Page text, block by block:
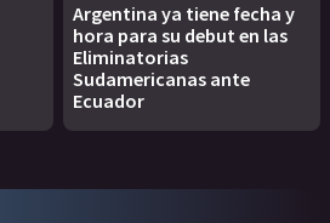
Argentina ya tiene fecha y
hora para su debut en las
Eliminatorias
Sudamericanas ante
Ecuador